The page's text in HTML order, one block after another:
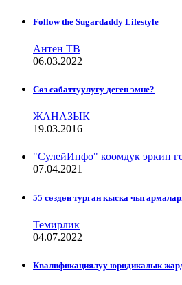
Follow the Sugardaddy Lifestyle
Антен ТВ
06.03.2022
Сѳз сабаттуулугу деген эмне?
ЖАНАЗЫК
19.03.2016
"СулейИнфо" коомдук эркин
07.04.2021
55 сөздөн турган кыска
Темирлик
04.07.2022
Квалификациялуу юридикалык